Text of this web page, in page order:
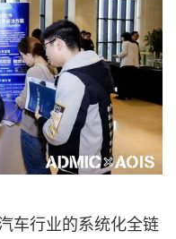
车行业的系统化全链